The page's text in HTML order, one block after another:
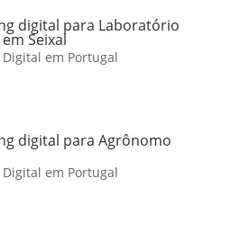
digital para Laboratório
Seixal
em Portugal
digital para Agrônomo
em Portugal